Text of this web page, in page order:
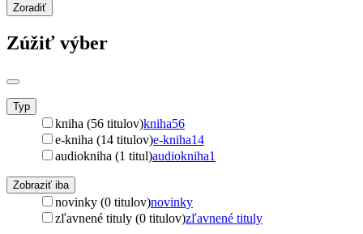
Zoradiť
Zúžiť výber
Typ
kniha (56 titulov)kniha56
e-kniha (14 titulov)e-kniha14
audiokniha (1 titul)audiokniha1
Zobraziť iba
novinky (0 titulov)novinky
zľavnené tituly (0 titulov)zľavnené tituly